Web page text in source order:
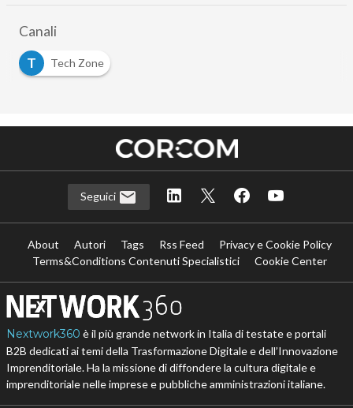
Canali
T
Tech Zone
Seguici
About Autori Tags Rss Feed
Privacy e Cookie Policy
Terms&Conditions Contenuti Specialistici
Cookie Center
Nextwork360 è il più grande network in Italia di testate e portali
B2B dedicati ai temi della Trasformazione Digitale e dell’Innovazione
Imprenditoriale. Ha la missione di diffondere la cultura digitale e
imprenditoriale nelle imprese e pubbliche amministrazioni italiane.